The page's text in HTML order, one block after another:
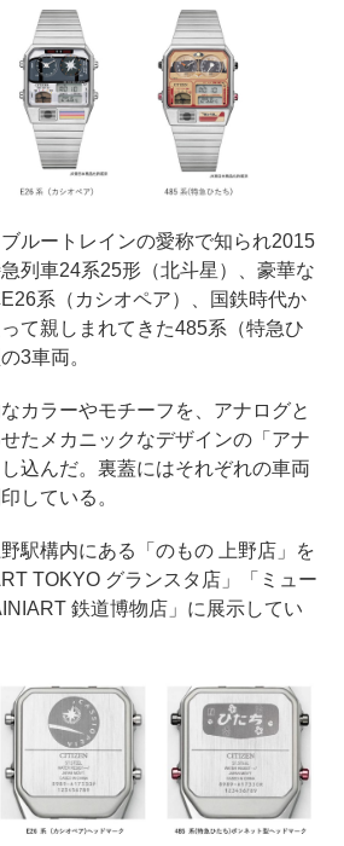
ルートレインの愛称で知られ2015
列車24系25形（北斗星）、豪華な
系（カシオペア）、国鉄時代か
て親しまれてきた485系（特急ひ
3車両。
カラーやモチーフを、アナログと
たメカニックなデザインの「アナ
込んだ。裏蓋にはそれぞれの車両
している。
駅構内にある「のもの 上野店」を
TOKYO グランスタ店」「ミュー
鉄道博物店」に展示してい